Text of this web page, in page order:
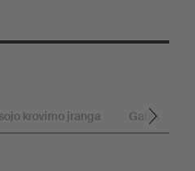
krovimo įranga Galas